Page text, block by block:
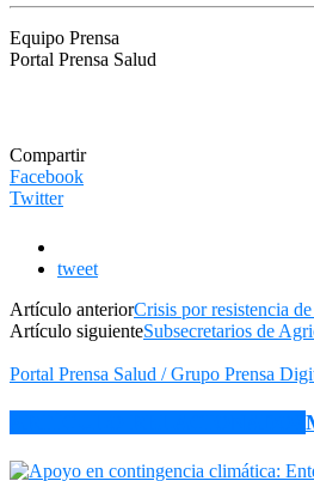
Equipo Prensa
Portal Prensa Salud
Compartir
Facebook
Twitter
tweet
Artículo anteriorCrisis por resistencia
Artículo siguienteSubsecretarios de
Portal Prensa Salud / Grupo Prensa